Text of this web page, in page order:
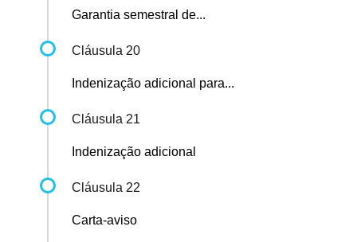
Garantia semestral de...
Cláusula 20
Indenização adicional para...
Cláusula 21
Indenização adicional
Cláusula 22
Carta-aviso